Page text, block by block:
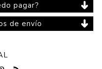
pagar?
de envío